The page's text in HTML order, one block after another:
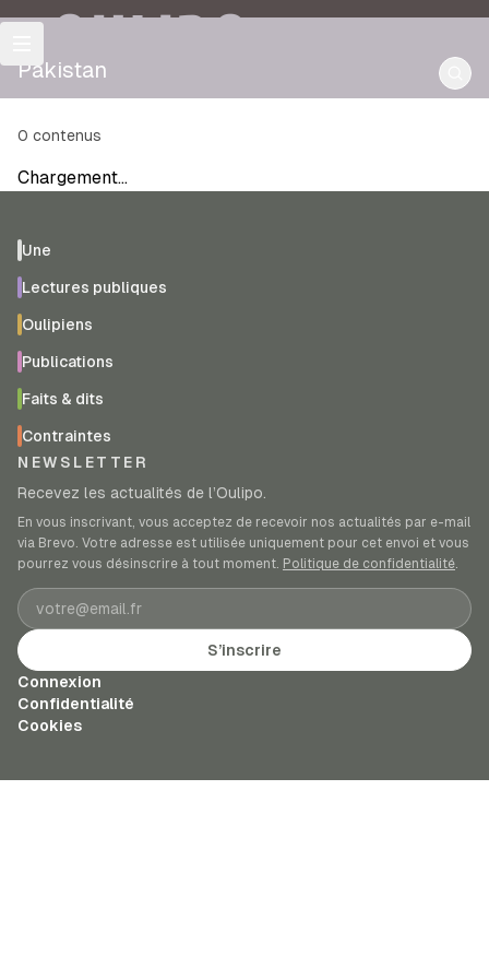
OULIPO
Pakistan
0 contenus
Chargement…
Une
Lectures publiques
Oulipiens
Publications
Faits & dits
Contraintes
NEWSLETTER
Recevez les actualités de l’Oulipo.
En vous inscrivant, vous acceptez de recevoir nos actualités par e-mail
via Brevo. Votre adresse est utilisée uniquement pour cet envoi et vous
pourrez vous désinscrire à tout moment. Politique de confidentialité.
Adresse e-mail
S’inscrire
Connexion
Confidentialité
Cookies